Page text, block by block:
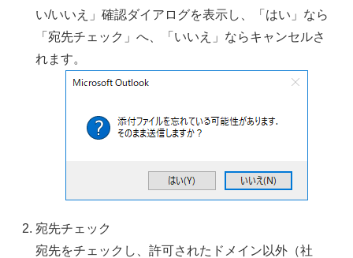
い/いいえ」確認ダイアログを表示し、「はい」なら
「宛先チェック」へ、「いいえ」ならキャンセルさ
れます。
宛先チェック
宛先をチェックし、許可されたドメイン以外（社